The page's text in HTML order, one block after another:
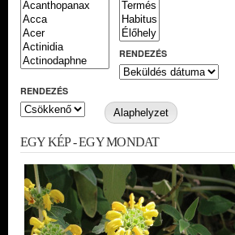
RENDEZÉS
RENDEZÉS
EGY KÉP - EGY MONDAT